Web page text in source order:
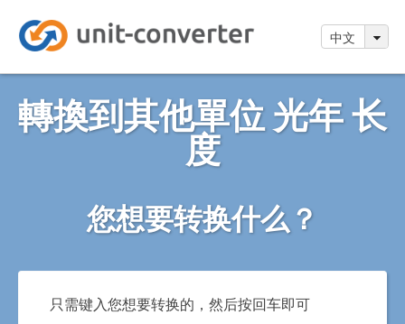
中文
轉換到其他單位 光年 长
度
您想要转换什么？
只需键入您想要转换的，然后按回车即可